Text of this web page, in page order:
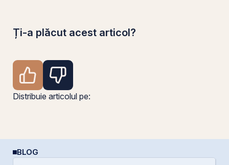
Ți-a plăcut acest articol?
Distribuie articolul pe:
BLOG